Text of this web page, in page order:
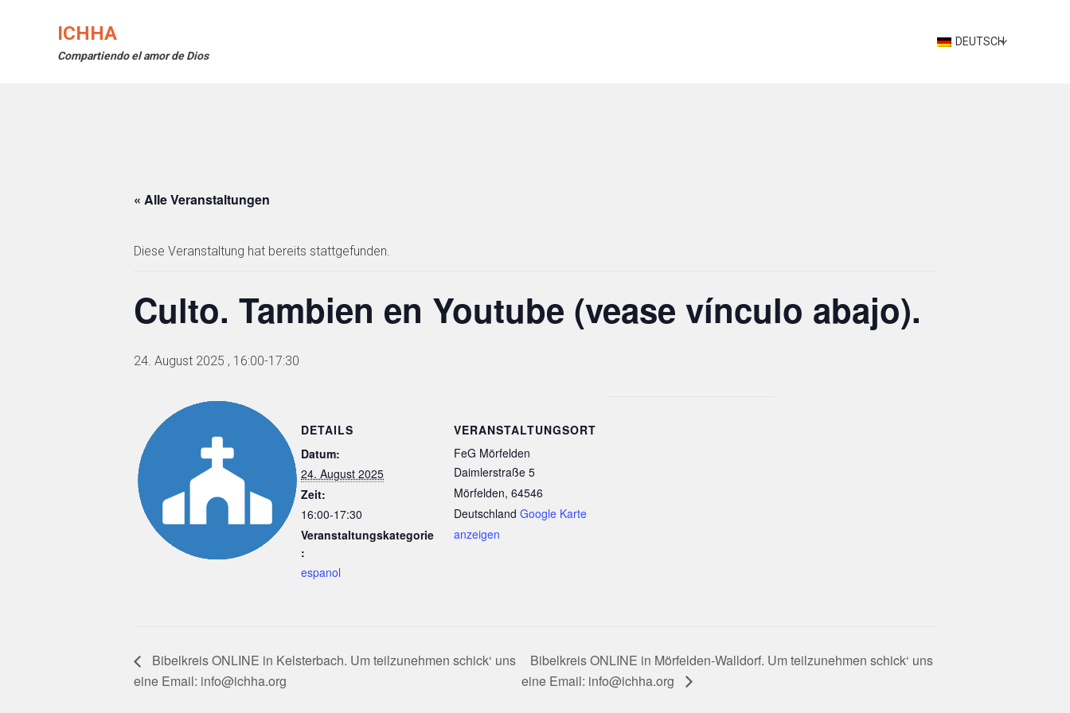
ICHHA
Compartiendo el amor de Dios
DEUTSCH
« Alle Veranstaltungen
Diese Veranstaltung hat bereits stattgefunden.
Culto. Tambien en Youtube (vease vínculo abajo).
24. August 2025 , 16:00-17:30
DETAILS
Datum:
24. August 2025
Zeit:
16:00-17:30
Veranstaltungskategorie
:
espanol
VERANSTALTUNGSORT
FeG Mörfelden
Daimlerstraße 5
Mörfelden, 64546
Deutschland Google Karte
anzeigen
Bibelkreis ONLINE in Kelsterbach. Um teilzunehmen schick‘ uns
eine Email: info@ichha.org
Bibelkreis ONLINE in Mörfelden-Walldorf. Um teilzunehmen schick‘ uns
eine Email: info@ichha.org